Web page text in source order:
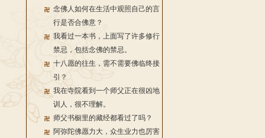
念佛人如何在生活中观照自己的言
行是否合佛意？
我看过一本书，上面写了许多修行
禁忌，包括念佛的禁忌。
十八愿的往生，需不需要佛临终接
引？
我在寺院看到一个师父正在很凶地
训人，很不理解。
师父书橱里的藏经都看过了吗？
阿弥陀佛愿力大，众生业力也厉害